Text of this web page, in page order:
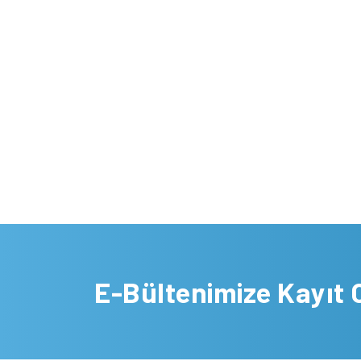
E-Bültenimize Kayıt